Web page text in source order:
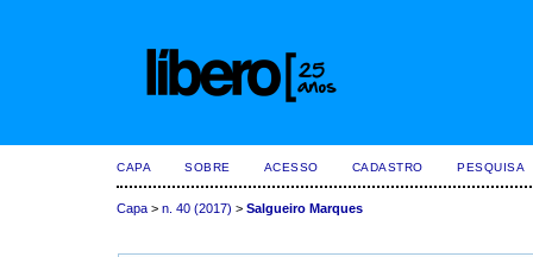
CAPA SOBRE ACESSO CADASTRO PESQUISA
Capa > n. 40 (2017) > Salgueiro Marques